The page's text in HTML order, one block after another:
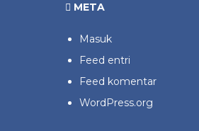
META
Masuk
Feed entri
Feed komentar
WordPress.org